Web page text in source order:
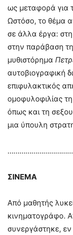
ως μεταφορά για
Ωστόσο, το θέμα
σε άλλα έργα: στη
στην παράβαση
μυθιστόρημα
αυτοβιογραφική
επιφυλακτικός
ομοφυλοφιλίας
όπως και τη
μια ύπουλη
ΣΙΝΕΜΑ
Από μαθητής
κινηματογράφο.
συνεργάστηκε, εν